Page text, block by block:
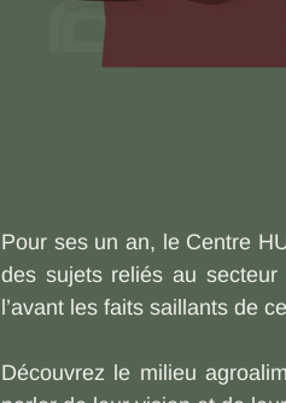
Pour ses un an, le Centre
des sujets reliés au
l’avant les faits saillants de
Découvrez le milieu